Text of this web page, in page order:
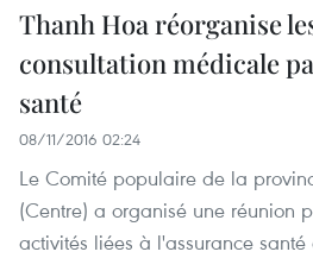
Thanh Hoa réorganise
consultation médicale
santé
08/11/2016 02:24
Le Comité populaire de la
(Centre) a organisé une réunion
activités liées à l'assurance santé